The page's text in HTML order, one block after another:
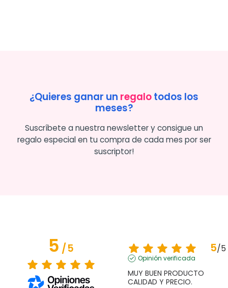
¿Quieres ganar un regalotodos los
meses?
Suscríbete a nuestra newsletter y consigue un
regalo especial en tu compra de cada mes por ser
suscriptor!
5/5 5/5
Opinión verificada
MUY BUEN PRODUCTO
CALIDAD Y PRECIO.